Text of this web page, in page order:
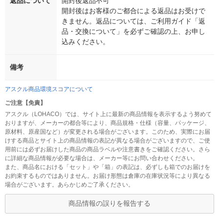
開封後はお客様のご都合による返品はお受けで
きません。返品については、ご利用ガイド「返
品・交換について」を必ずご確認の上、お申し
込みください。
備考
アスクル商品環境スコアについて
ご注意【免責】
アスクル（LOHACO）では、サイト上に最新の商品情報を表示するよう努めて
おりますが、メーカーの都合等により、商品規格・仕様（容量、パッケージ、
原材料、原産国など）が変更される場合がございます。このため、実際にお届
けする商品とサイト上の商品情報の表記が異なる場合がございますので、ご使
用前には必ずお届けした商品の商品ラベルや注意書きをご確認ください。さら
に詳細な商品情報が必要な場合は、メーカー等にお問い合わせください。
また、商品名における「セット」や「箱」の表記は、必ずしも箱でのお届けを
お約束するものではありません。お届け形態は倉庫の在庫状況等により異なる
場合がございます。あらかじめご了承ください。
商品情報の誤りを報告する